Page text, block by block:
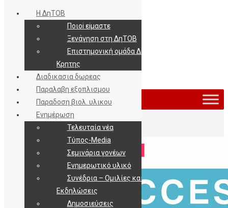
Εισοδος / Εγγραφη
Η ΔηΤΟΒ
Ποιοi εiμαστε
Ξενάγηση στη ΔηΤΟΒ
Επιστημονική ομάδα ΔηΤΟΒ
Κρητης
Διαδικασια δωρεας
Παραλαβη εξοπλισμου
Παραδοση βιολ. υλικου
Ενημέρωση
Τελευταία νέα
Τύπος-Media
Σεμινάρια γονέων
Ενημερωτικό υλικό
Συνέδρια – Ομιλίες και
Εκδηλώσεις
Δημοσιεύσεις